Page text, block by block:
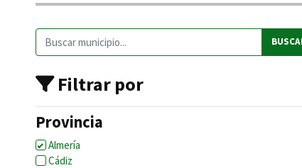
Buscar:
Filtrar por
Provincia
Almería
Cádiz